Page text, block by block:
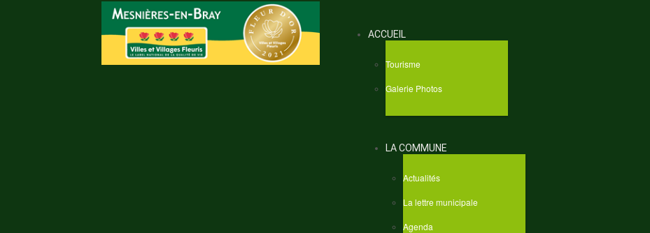
ACCUEIL
Tourisme
Galerie Photos
LA COMMUNE
Actualités
La lettre municipale
Agenda